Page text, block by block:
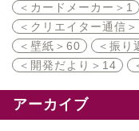
＜カードメーカー＞ 1
＜クリエイター通信＞
＜壁紙＞ 60 ＜振り
＜開発だより＞ 14
アーカイブ